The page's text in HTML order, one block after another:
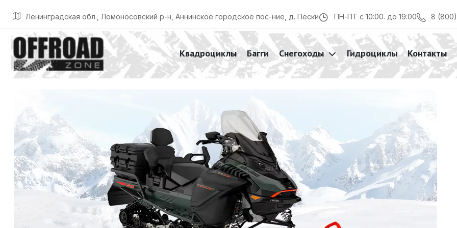
Ленинградская обл., Ломоносовский р-н, Аннинское городское пос-ние, д. Пески ПН-ПТ с 10:00. до 19:00 8
Квадроциклы Багги Снегоходы Гидроциклы Контакты
Главная Listings Ski-Doo Expedition SE 900 ACE Turbo R 10.25 disp